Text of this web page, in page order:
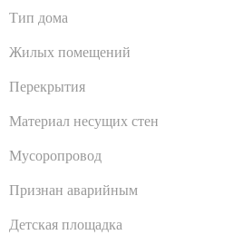
Тип дома
Жилых помещений
Перекрытия
Материал несущих стен
Мусоропровод
Признан аварийным
Детская площадка